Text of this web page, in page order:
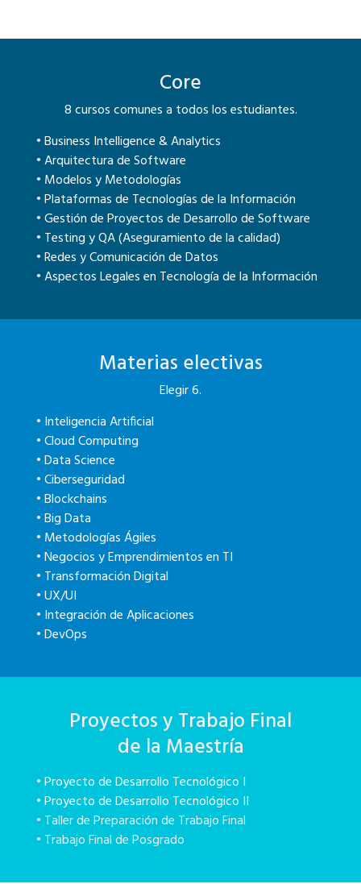
Core
8 cursos comunes a todos los estudiantes.
• Business Intelligence & Analytics
• Arquitectura de Software
• Modelos y Metodologías
• Plataformas de Tecnologías de la Información
• Gestión de Proyectos de Desarrollo de Software
• Testing y QA (Aseguramiento de la calidad)
• Redes y Comunicación de Datos
• Aspectos Legales en Tecnología de la Información
Materias electivas
Elegir 6.
• Inteligencia Artificial
• Cloud Computing
• Data Science
• Ciberseguridad
• Blockchains
• Big Data
• Metodologías Ágiles
• Negocios y Emprendimientos en TI
• Transformación Digital
• UX/UI
• Integración de Aplicaciones
• DevOps
Proyectos y Trabajo Final
de la Maestría
• Proyecto de Desarrollo Tecnológico I
• Proyecto de Desarrollo Tecnológico II
• Taller de Preparación de Trabajo Final
• Trabajo Final de Posgrado